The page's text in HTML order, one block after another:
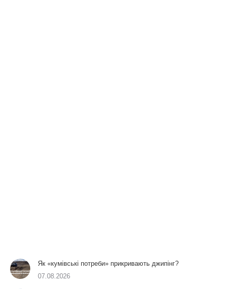
Як «кумівські потреби» прикривають джипінг?
07.08.2026